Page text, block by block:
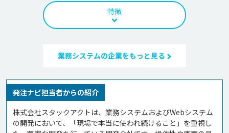
特徴
業務システムの企業をもっと見る
発注ナビ担当者からの紹介
株式会社スタックアクトは、業務システムおよびWebシステム
の開発において、「現場で本当に使われ続けること」を重視し